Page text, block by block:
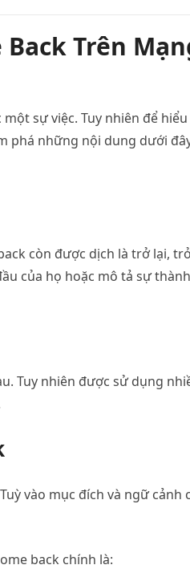
Back Trên
sự việc. Tuy nhiên để
phá những nội dung dưới
còn được dịch là trở lại,
của họ hoặc mô tả sự thành
Tuy nhiên được sử dụng
vào mục đích và ngữ cảnh
back chính là: